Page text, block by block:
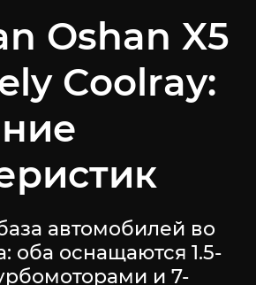
Oshan X5
Coolray:
автомобилей во
оба оснащаются 1.5-
и 7-